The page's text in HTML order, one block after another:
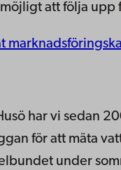
att följa upp
har vi sedan
för att mäta
under